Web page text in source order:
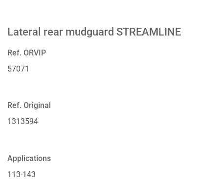
Lateral rear mudguard STREAMLINE
Ref. ORVIP
57071
Ref. Original
1313594
Applications
113-143